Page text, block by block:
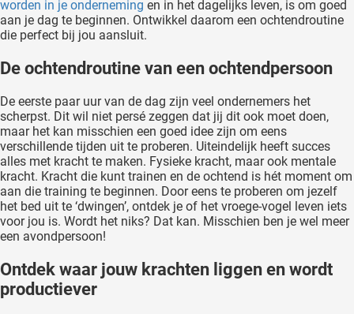
worden in je onderneming en in het dagelijks leven, is om goed
aan je dag te beginnen. Ontwikkel daarom een ochtendroutine
die perfect bij jou aansluit.
De ochtendroutine van een ochtendpersoon
De eerste paar uur van de dag zijn veel ondernemers het
scherpst. Dit wil niet persé zeggen dat jij dit ook moet doen,
maar het kan misschien een goed idee zijn om eens
verschillende tijden uit te proberen. Uiteindelijk heeft succes
alles met kracht te maken. Fysieke kracht, maar ook mentale
kracht. Kracht die kunt trainen en de ochtend is hét moment om
aan die training te beginnen. Door eens te proberen om jezelf
het bed uit te ‘dwingen’, ontdek je of het vroege-vogel leven iets
voor jou is. Wordt het niks? Dat kan. Misschien ben je wel meer
een avondpersoon!
Ontdek waar jouw krachten liggen en wordt
productiever
gebruikt
de
Hierdoor
website-